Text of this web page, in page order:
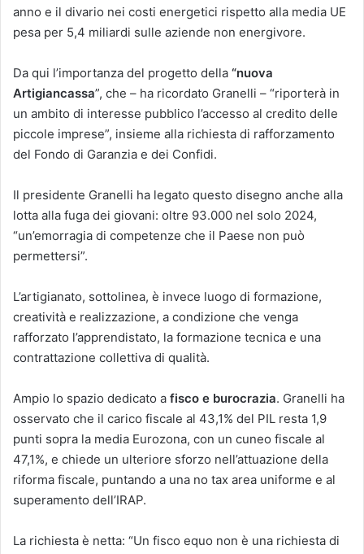
anno e il divario nei costi energetici rispetto alla media UE
pesa per 5,4 miliardi sulle aziende non energivore.
Da qui l’importanza del progetto della “nuova
Artigiancassa”, che – ha ricordato Granelli – “riporterà in
un ambito di interesse pubblico l’accesso al credito delle
piccole imprese”, insieme alla richiesta di rafforzamento
del Fondo di Garanzia e dei Confidi.
Il presidente Granelli ha legato questo disegno anche alla
lotta alla fuga dei giovani: oltre 93.000 nel solo 2024,
“un’emorragia di competenze che il Paese non può
permettersi”.
L’artigianato, sottolinea, è invece luogo di formazione,
creatività e realizzazione, a condizione che venga
rafforzato l’apprendistato, la formazione tecnica e una
contrattazione collettiva di qualità.
Ampio lo spazio dedicato a fisco e burocrazia. Granelli ha
osservato che il carico fiscale al 43,1% del PIL resta 1,9
punti sopra la media Eurozona, con un cuneo fiscale al
47,1%, e chiede un ulteriore sforzo nell’attuazione della
riforma fiscale, puntando a una no tax area uniforme e al
superamento dell’IRAP.
La richiesta è netta: “Un fisco equo non è una richiesta di